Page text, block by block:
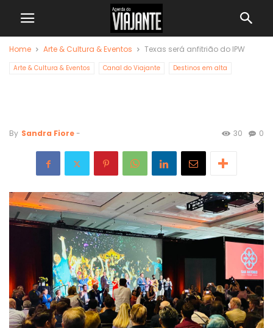
Home Arte & Cultura & Eventos Texas será anfitrião do IPW
Arte & Cultura & Eventos Canal do Viajante Destinos em alta
By Sandra Fiore- 0
30